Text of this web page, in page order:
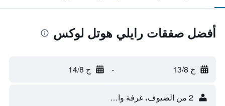
أفضل صفقات رايلي هوتل لوكس
خ 13/8 - ج 14/8
2 من الضيوف، غرفة واحدة